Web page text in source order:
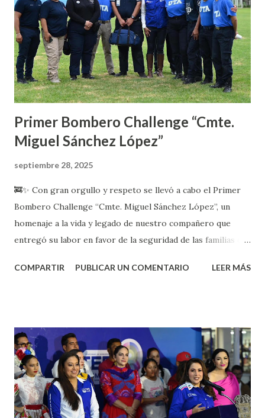
PVEM y MC. En su mensaje, la mandataria estatal subrayó
que el documento que hoy entregó al Poder Legislativo
contiene las principales acciones, programas y resultados
de la actual administración, con énfasis en los rubros de
salud, seguridad, educación e inversión. “Diputadas y
diputados, he instruido a cada una y cada uno de los titular...
Primer Bombero Challenge “Cmte.
Miguel Sánchez López”
septiembre 28, 2025
🚒✨ Con gran orgullo y respeto se llevó a cabo el Primer
Bombero Challenge “Cmte. Miguel Sánchez López”, un
homenaje a la vida y legado de nuestro compañero que
entregó su labor en favor de la seguridad de las familias de
Lucero Espinoza acompañó este significativo evento,
porque honrar a nuestros héroes también es trascender. 💙
#PabellónDeArteagaTrasciendePorSuGente
#ProtecciónCivil #BomberoChallenge
COMPARTIR PUBLICAR UN COMENTARIO LEER MÁS